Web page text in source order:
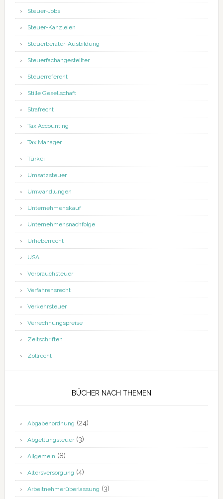
Steuer-Jobs
Steuer-Kanzleien
Steuerberater-Ausbildung
Steuerfachangestellter
Steuerreferent
Stille Gesellschaft
Strafrecht
Tax Accounting
Tax Manager
Türkei
Umsatzsteuer
Umwandlungen
Unternehmenskauf
Unternehmensnachfolge
Urheberrecht
USA
Verbrauchsteuer
Verfahrensrecht
Verkehrsteuer
Verrechnungspreise
Zeitschriften
Zollrecht
BÜCHER NACH THEMEN
Abgabenordnung (24)
Abgeltungsteuer(3)
Allgemein (8)
Altersversorgung (4)
Arbeitnehmerüberlassung (3)